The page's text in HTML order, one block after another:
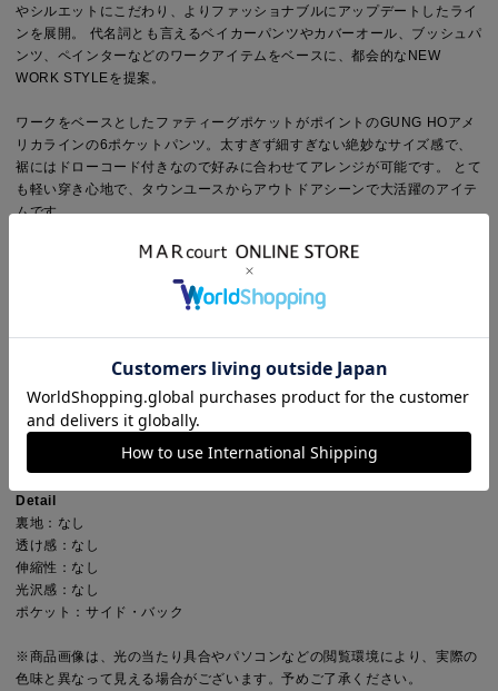
やシルエットにこだわり、よりファッショナブルにアップデートしたライ
ンを展開。 代名詞とも言えるベイカーパンツやカバーオール、ブッシュパ
ンツ、ペインターなどのワークアイテムをベースに、都会的なNEW
WORK STYLEを提案。
ワークをベースとしたファティーグポケットがポイントのGUNG HOアメ
リカラインの6ポケットパンツ。太すぎず細すぎない絶妙なサイズ感で、
裾にはドローコード付きなので好みに合わせてアレンジが可能です。 とて
も軽い穿き心地で、タウンユースからアウトドアシーンで大活躍のアイテ
ムです。
□□□□ 着用コメント □□□□
身長約160cmで着丈はフルレングス。裾にはドローコード付きなので絞れ
ば足首ラインでストレートと違ったシルエットをお楽しみいただけます。
Point
シルエット：スタンダード
デザイン：無地
ウエスト：ゴムなし
Detail
裏地：なし
透け感：なし
伸縮性：なし
光沢感：なし
ポケット：サイド・バック
※商品画像は、光の当たり具合やパソコンなどの閲覧環境により、実際の
色味と異なって見える場合がございます。予めご了承ください。